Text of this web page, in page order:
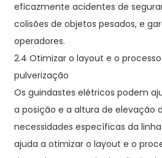
eficazmente acidentes de
colisões de objetos pesados, e
operadores.
2.4 Otimizar o layout e o
pulverização
Os guindastes elétricos podem
a posição e a altura de elevação
necessidades específicas da
ajuda a otimizar o layout e o